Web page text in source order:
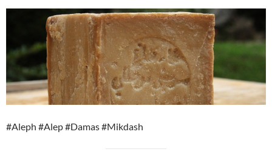
#Aleph #Alep #Damas #Mikdash